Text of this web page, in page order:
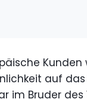
Kunden
auf das
im Bruder